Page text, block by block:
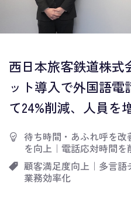
西日本旅客鉄道株式
ット導入で外国語電
て24%削減、人員を
待ち時間・あふれ呼を改
を向上｜ 電話応対時間を
顧客満足度向上｜ 多言語
業務効率化